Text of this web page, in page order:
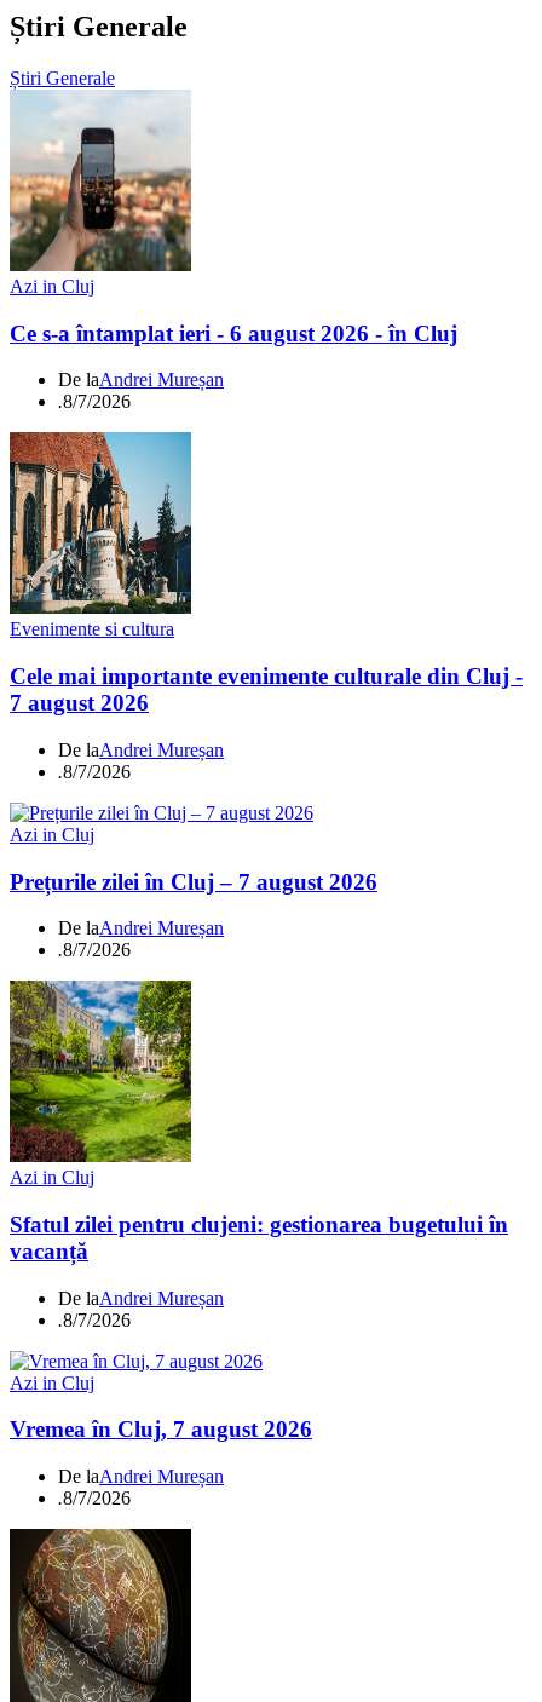
Știri Generale
Știri Generale
Azi in Cluj
Ce s-a întamplat ieri - 6 august 2026 - în Cluj
De laAndrei Mureșan
.8/7/2026
Evenimente si cultura
Cele mai importante evenimente culturale din Cluj -
7 august 2026
De laAndrei Mureșan
.8/7/2026
Azi in Cluj
Prețurile zilei în Cluj – 7 august 2026
De laAndrei Mureșan
.8/7/2026
Azi in Cluj
Sfatul zilei pentru clujeni: gestionarea bugetului în
vacanță
De laAndrei Mureșan
.8/7/2026
Azi in Cluj
Vremea în Cluj, 7 august 2026
De laAndrei Mureșan
.8/7/2026